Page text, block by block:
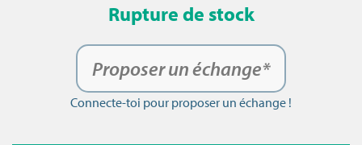
Rupture de stock
Proposer un échange*
Connecte-toi pour proposer un échange !